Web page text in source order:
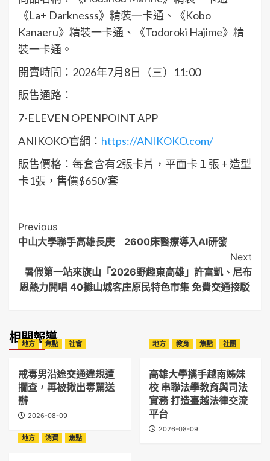
《La+ Darknesss》精裝一卡通、《Kobo
Kanaeru》精裝一卡通、《Todoroki Hajime》精
裝一卡通。
開賣時間：2026年7月8日（三）11:00
販售通路：
7-ELEVEN OPENPOINT APP
ANIKOKO官網： https://ANIKOKO.com/
販售價格：每套含有2張卡片，平面卡１張 + 造型
卡1張，售價$650/套
Post
Navigation
Previous
中山大學聯手高雄長庚 2600床醫療導入AI研發
Next
暑假第一站來旗山「2026野趣東高雄」許富凱、尼布
恩熱力開唱 40攤山城客庄原民特色市集 免費交通接駁
相關報導
地方 焦點 社會
戒毒男沿途交通違規遭
攔查，再被揪出毒駕送
辦
2026-08-09
地方 教育 焦點 社團
高雄大學攜手越南姊妹
校 串聯法學教育與司法
實務 打造臺越法律交流
平台
2026-08-09
地方
消費 焦點